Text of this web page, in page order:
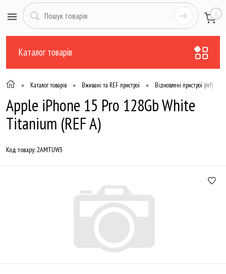
0
Каталог товарів
• Каталог товарів • Вживані та REF пристрої • Відновлені пристрої (ref)
Apple iPhone 15 Pro 128Gb White
Titanium (REF A)
Код товару:2AMTUW3